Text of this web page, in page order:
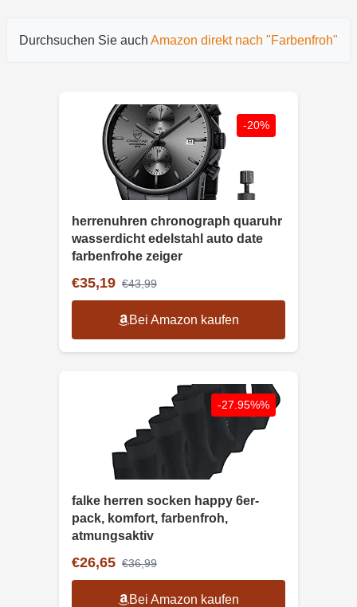
Durchsuchen Sie auch Amazon direkt nach "Farbenfroh"
-20%
herrenuhren chronograph quaruhr
wasserdicht edelstahl auto date
farbenfrohe zeiger
€35,19 €43,99
Bei Amazon kaufen
-27.95%%
falke herren socken happy 6er-
pack, komfort, farbenfroh,
atmungsaktiv
€26,65 €36,99
Bei Amazon kaufen